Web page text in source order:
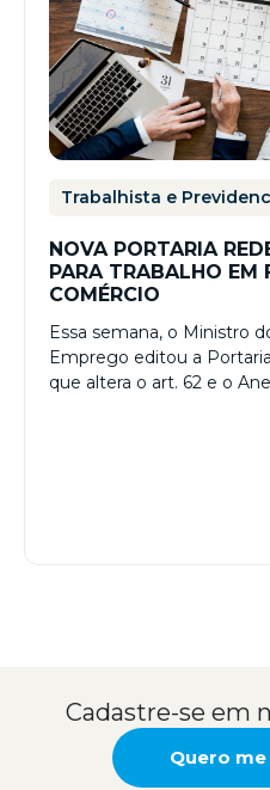
Trabalhista e
NOVA PORTARIA
PARA TRABALHO EM
COMÉRCIO
Essa semana, o Ministro
Emprego editou a Portaria
que altera o art. 62 e o
Cadastre-se em
Quero